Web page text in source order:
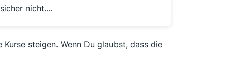
nicht....
steigen. Wenn Du glaubst, dass die